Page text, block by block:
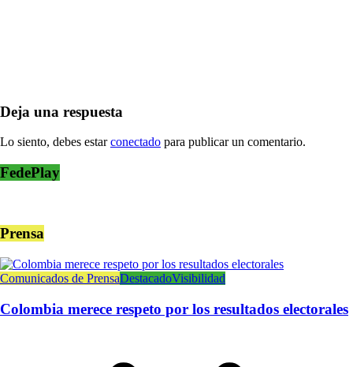
Deja una respuesta
Lo siento, debes estarconectado para publicar un comentario.
FedePlay
Prensa
Comunicados de PrensaDestacadoVisibilidad
Colombia merece respeto por los resultados electorales